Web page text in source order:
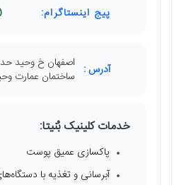
پیج اینستاگرام:
آدرس : اصفهان خ وحید
ساختمان عمارت
خدمات کلینیک بُنیتا:
پاکسازی عمیق پوست
آبرسانی و تغذیه با